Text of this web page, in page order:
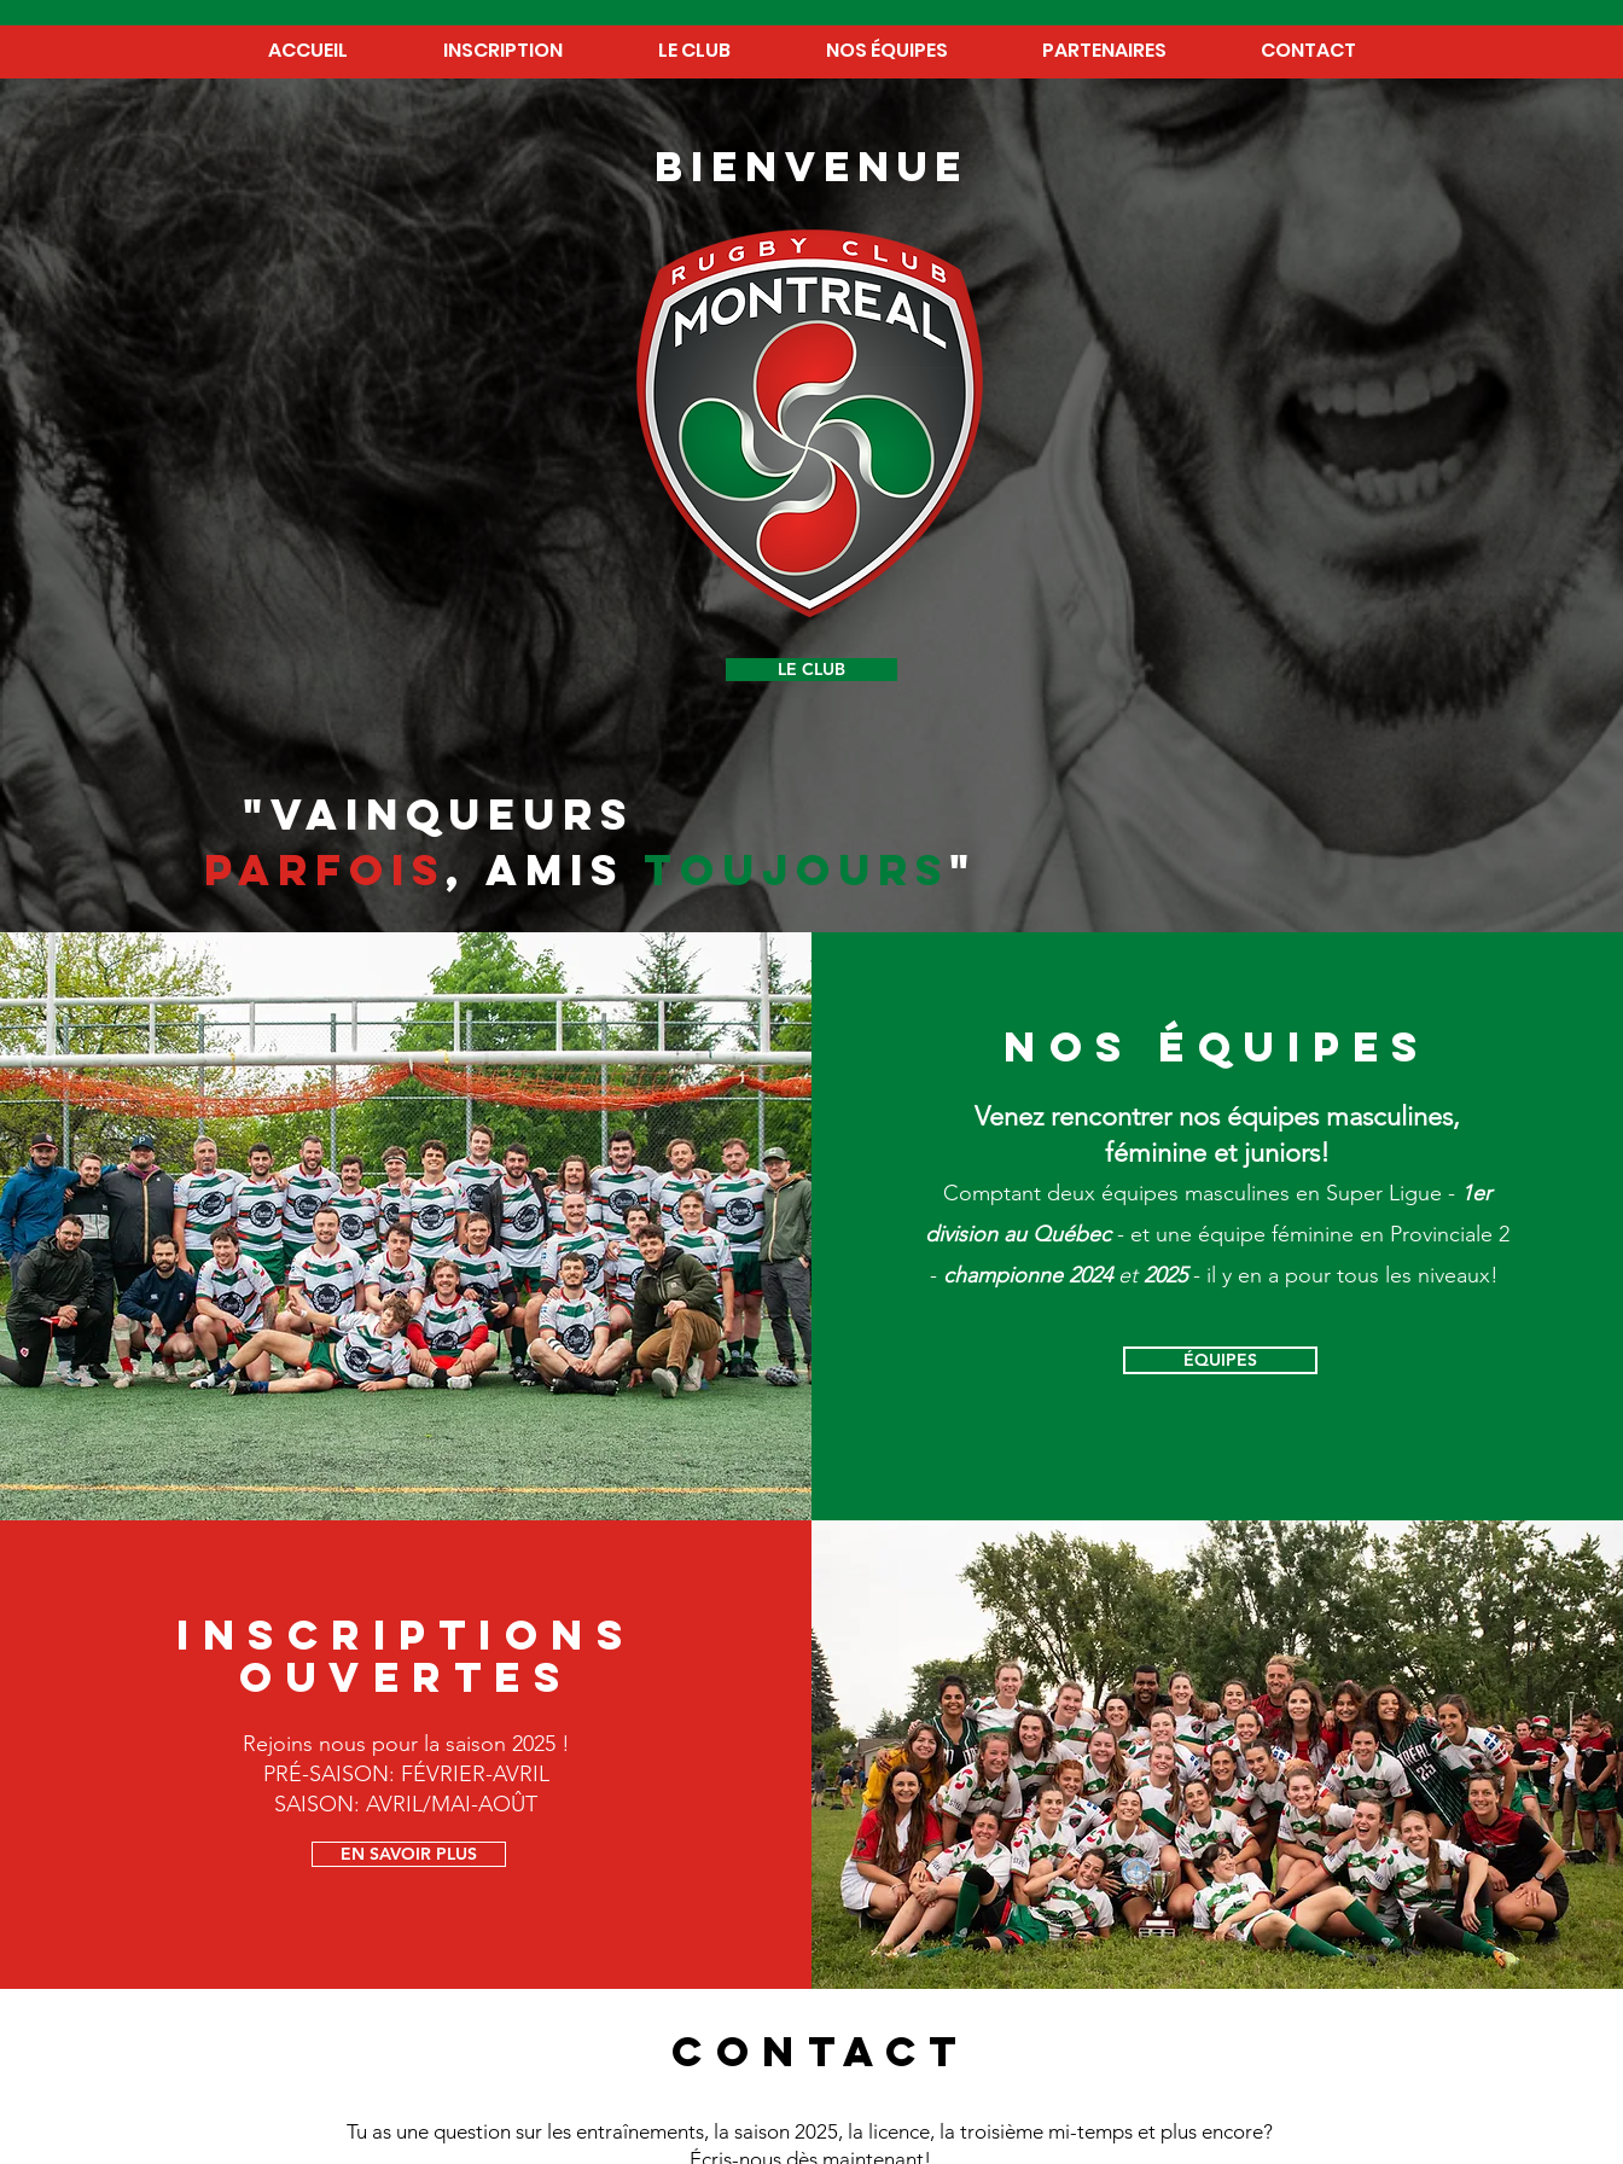
ACCUEIL INSCRIPTION LE CLUB NOS ÉQUIPES PARTENAIRES CONTACT
BIENVENUE
LE CLUB
"VAINQUEURS
PARFOIS,AMIS TOUJOURS"
NOS ÉQUIPES
Venez rencontrer nos équipes masculines,
féminine et juniors!
Comptant deux équipes masculines en Super Ligue - 1er
division au Québec - et une équipe féminine en Provinciale 2
- championne 2024et2025 - il y en a pour tous les niveaux!
ÉQUIPES
INSCRIPTIONs
Ouvertes
Rejoins nous pour la saison 2025 !
PRÉ-SAISON: FÉVRIER-AVRIL
SAISON: AVRIL/MAI-AOÛT
EN SAVOIR PLUS
CONTACt
Tu as une question sur les entraînements, la saison 2025, la licence, la troisième mi-temps et plus encore?
Écris-nous dès maintenant!